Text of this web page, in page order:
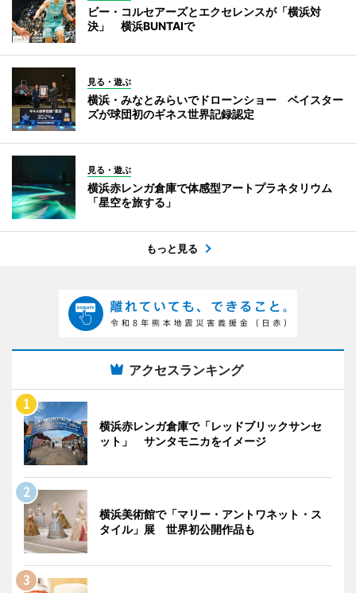
ビー・コルセアーズとエクセレンスが「横浜対
決」 横浜BUNTAIで
見る・遊ぶ
横浜・みなとみらいでドローンショー ベイスター
ズが球団初のギネス世界記録認定
見る・遊ぶ
横浜赤レンガ倉庫で体感型アートプラネタリウム
「星空を旅する」
もっと見る
アクセスランキング
横浜赤レンガ倉庫で「レッドブリックサンセ
ット」 サンタモニカをイメージ
横浜美術館で「マリー・アントワネット・ス
タイル」展 世界初公開作品も